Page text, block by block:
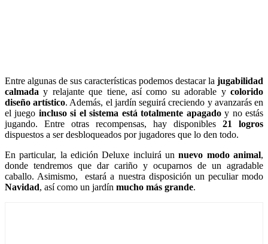
Entre algunas de sus características podemos destacar la jugabilidad
calmada y relajante que tiene, así como su adorable y colorido
diseño artístico. Además, el jardín seguirá creciendo y avanzarás en
el juego incluso si el sistema está totalmente apagadoy no estás
jugando. Entre otras recompensas, hay disponibles 21 logros
dispuestos a ser desbloqueados por jugadores que lo den todo.
En particular, la edición Deluxe incluirá unnuevo modo animal,
donde tendremos que dar cariño y ocuparnos de un agradable
caballo. Asimismo, estará a nuestra disposición un peculiar modo
Navidad, así como un jardín mucho más grande.